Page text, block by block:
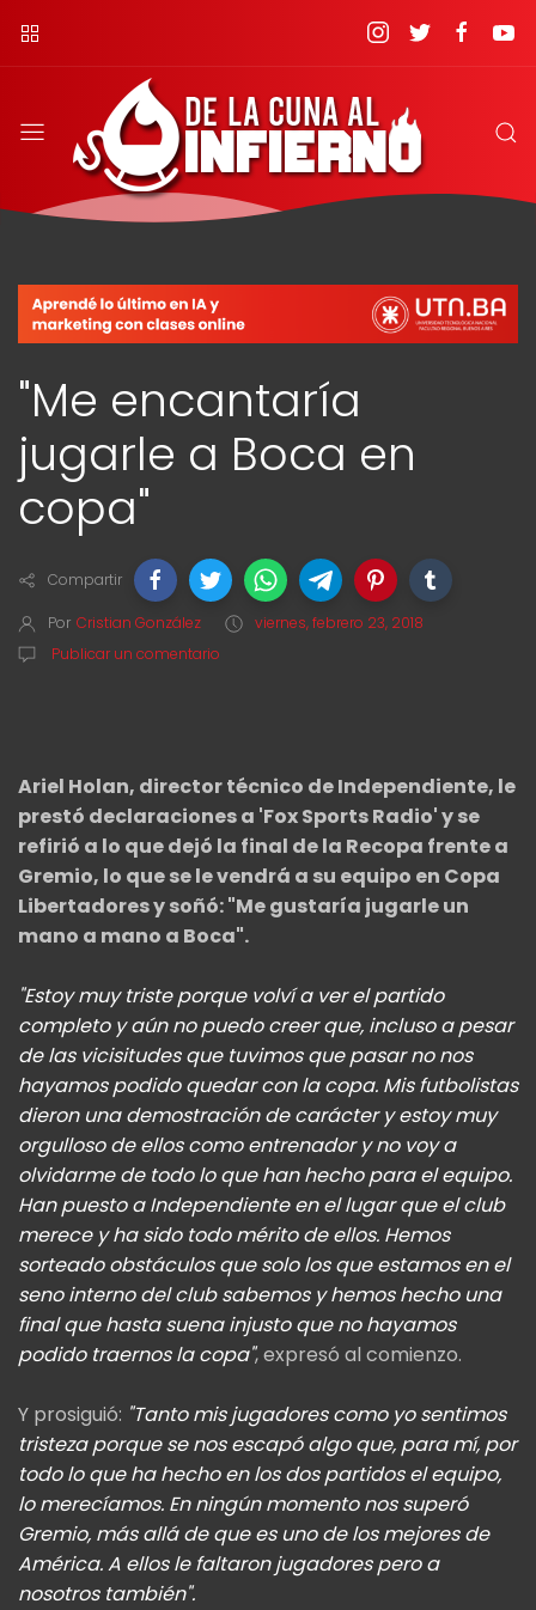
"Me encantaría
jugarle a Boca en
copa"
Compartir
Por Cristian González
viernes, febrero 23, 2018
Publicar un comentario
Ariel Holan, director técnico de Independiente, le
prestó declaraciones a 'Fox Sports Radio' y se
refirió a lo que dejó la final de la Recopa frente a
Gremio, lo que se le vendrá a su equipo en Copa
Libertadores y soñó: "Me gustaría jugarle un
mano a mano a Boca".
"Estoy muy triste porque volví a ver el partido
completo y aún no puedo creer que, incluso a pesar
de las vicisitudes que tuvimos que pasar no nos
hayamos podido quedar con la copa. Mis futbolistas
dieron una demostración de carácter y estoy muy
orgulloso de ellos como entrenador y no voy a
olvidarme de todo lo que han hecho para el equipo.
Han puesto a Independiente en el lugar que el club
merece y ha sido todo mérito de ellos. Hemos
sorteado obstáculos que solo los que estamos en el
seno interno del club sabemos y hemos hecho una
final que hasta suena injusto que no hayamos
podido traernos la copa", expresó al comienzo.
Y prosiguió: "Tanto mis jugadores como yo sentimos
tristeza porque se nos escapó algo que, para mí, por
todo lo que ha hecho en los dos partidos el equipo,
lo merecíamos. En ningún momento nos superó
Gremio, más allá de que es uno de los mejores de
América. A ellos le faltaron jugadores pero a
nosotros también".